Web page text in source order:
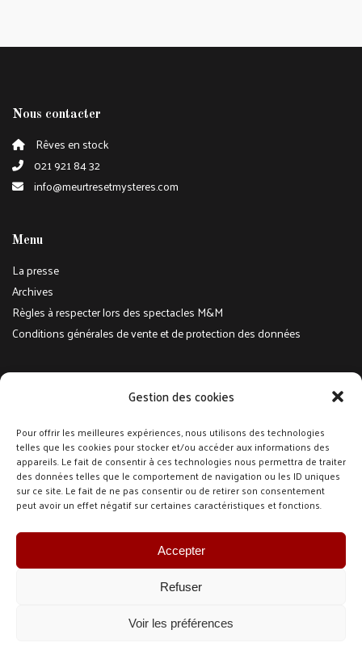
Gestion des cookies
Pour offrir les meilleures expériences, nous utilisons des technologies
telles que les cookies pour stocker et/ou accéder aux informations des
appareils. Le fait de consentir à ces technologies nous permettra de traiter
des données telles que le comportement de navigation ou les ID uniques
sur ce site. Le fait de ne pas consentir ou de retirer son consentement
peut avoir un effet négatif sur certaines caractéristiques et fonctions.
Accepter
Refuser
Voir les préférences
Nous contacter
Rêves en stock
021 921 84 32
info@meurtresetmysteres.com
Menu
La presse
Archives
Règles à respecter lors des spectacles M&M
Conditions générales de vente et de protection des données
@meurtresetmysteres
@meurtresetmysteres
Newsletter